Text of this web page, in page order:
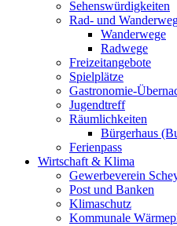
Sehenswürdigkeiten
Rad- und
Wanderwege
Radwege
Freizeitangebote
Spielplätze
Gastronomie-
Jugendtreff
Räumlichkeiten
Bürgerhaus
Ferienpass
Wirtschaft & Klima
Gewerbeverein
Post und Banken
Klimaschutz
Kommunale